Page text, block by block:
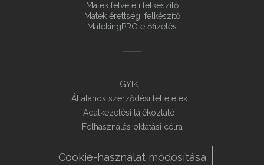
Matek felvételi felkészítő
Matek érettségi felkészítő
MatekingPRO előfizetés
GYIK
Általános szerződési feltételek
Adatkezelési tájékoztató
Felhasználás oktatási célra
Cookie-használat módosítása